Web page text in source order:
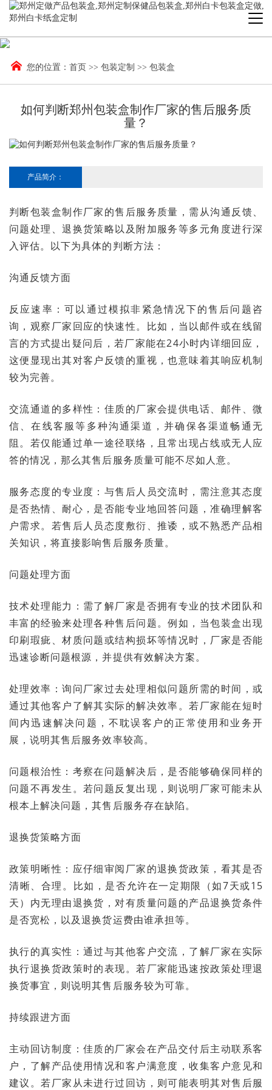
您的位置： 首页 >> 包装定制 >> 包装盒
如何判断郑州包装盒制作厂家的售后服务质
量？
产品简介：
判断包装盒制作厂家的售后服务质量，需从沟通反馈、
问题处理、退换货策略以及附加服务等多元角度进行深
入评估。以下为具体的判断方法：
沟通反馈方面
反应速率：可以通过模拟非紧急情况下的售后问题咨
询，观察厂家回应的快速性。比如，当以邮件或在线留
言的方式提出疑问后，若厂家能在24小时内详细回应，
这便显现出其对客户反馈的重视，也意味着其响应机制
较为完善。
交流通道的多样性：佳质的厂家会提供电话、邮件、微
信、在线客服等多种沟通渠道，并确保各渠道畅通无
阻。若仅能通过单一途径联络，且常出现占线或无人应
答的情况，那么其售后服务质量可能不尽如人意。
服务态度的专业度：与售后人员交流时，需注意其态度
是否热情、耐心，是否能专业地回答问题，准确理解客
户需求。若售后人员态度敷衍、推诿，或不熟悉产品相
关知识，将直接影响售后服务质量。
问题处理方面
技术处理能力：需了解厂家是否拥有专业的技术团队和
丰富的经验来处理各种售后问题。例如，当包装盒出现
印刷瑕疵、材质问题或结构损坏等情况时，厂家是否能
迅速诊断问题根源，并提供有效解决方案。
处理效率：询问厂家过去处理相似问题所需的时间，或
通过其他客户了解其实际的解决效率。若厂家能在短时
间内迅速解决问题，不耽误客户的正常使用和业务开
展，说明其售后服务效率较高。
问题根治性：考察在问题解决后，是否能够确保同样的
问题不再发生。若问题反复出现，则说明厂家可能未从
根本上解决问题，其售后服务存在缺陷。
退换货策略方面
政策明晰性：应仔细审阅厂家的退换货政策，看其是否
清晰、合理。比如，是否允许在一定期限（如7天或15
天）内无理由退换货，对有质量问题的产品退换货条件
是否宽松，以及退换货运费由谁承担等。
执行的真实性：通过与其他客户交流，了解厂家在实际
执行退换货政策时的表现。若厂家能迅速按政策处理退
换货事宜，则说明其售后服务较为可靠。
持续跟进方面
主动回访制度：佳质的厂家会在产品交付后主动联系客
户，了解产品使用情况和客户满意度，收集客户意见和
建议。若厂家从未进行过回访，则可能表明其对售后服